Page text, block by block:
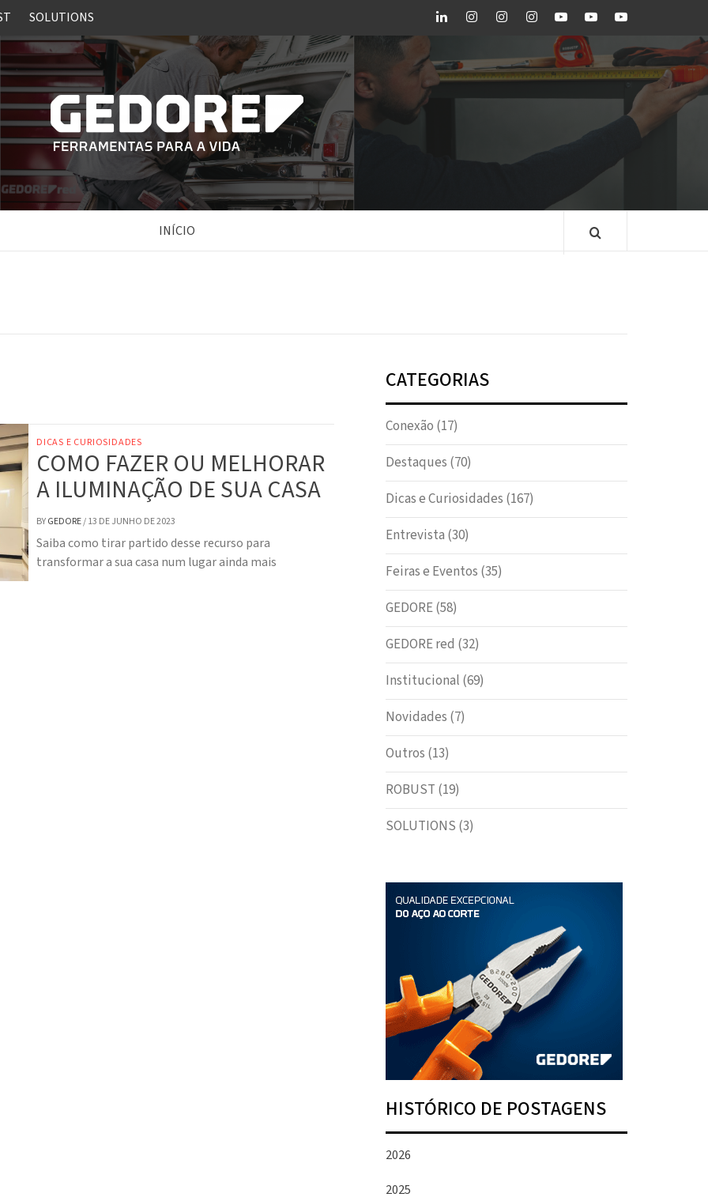
SOLUTIONS LinkedInInstagramInstagram
red
Instagram
ROBUST
Youtube
GEDORE
Youtube
GEDORE
red
Youtube
ROBUST
BLOG GEDORE
BRASIL
INÍCIO
DICAS E CURIOSIDADES
COMO FAZER OU MELHORAR
A ILUMINAÇÃO DE SUA CASA
BYGEDORE/13 DE JUNHO DE 2023
Saiba como tirar partido desse recurso para
transformar a sua casa num lugar ainda mais
CATEGORIAS
Conexão (17)
Destaques (70)
Dicas e Curiosidades (167)
Entrevista (30)
Feiras e Eventos (35)
GEDORE(58)
GEDORE red (32)
Institucional (69)
Novidades (7)
Outros (13)
ROBUST (19)
SOLUTIONS (3)
HISTÓRICO DE POSTAGENS
2026
2025